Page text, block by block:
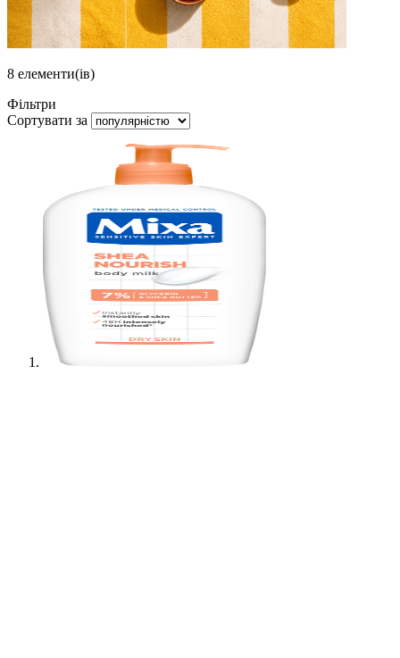
8 елементи(ів)
Фільтри
Сортувати за